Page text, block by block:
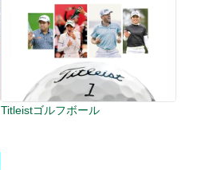
Titleistゴルフボール